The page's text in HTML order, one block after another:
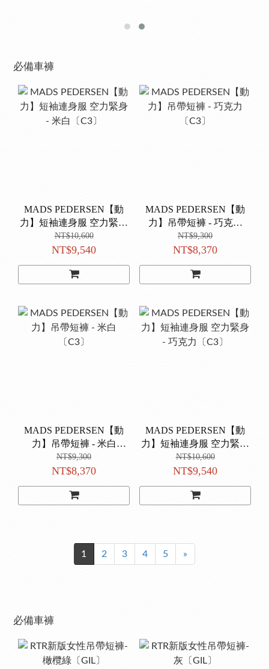
必備車褲
MADS PEDERSEN【動
力】短袖連身服 空力緊身
- 米白〔C3〕
NT$10,600
NT$9,540
MADS PEDERSEN【動
力】吊帶短褲 - 巧克力
〔C3〕
NT$9,300
NT$8,370
MADS PEDERSEN【動
力】吊帶短褲 - 米白
〔C3〕
NT$9,300
NT$8,370
MADS PEDERSEN【動
力】短袖連身服 空力緊身
- 巧克力〔C3〕
NT$10,600
NT$9,540
1 2 3 4 5 »
必備車褲